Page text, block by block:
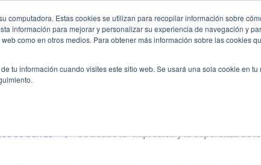
computadora. Estas cookies se utilizan para recopilar información sobre
información para mejorar y personalizar su experiencia de navegación y
como en otros medios. Para obtener más información sobre las cookies
tu información cuando visites este sitio web. Se usará una sola cookie en
User
Noticias
Header
de barras